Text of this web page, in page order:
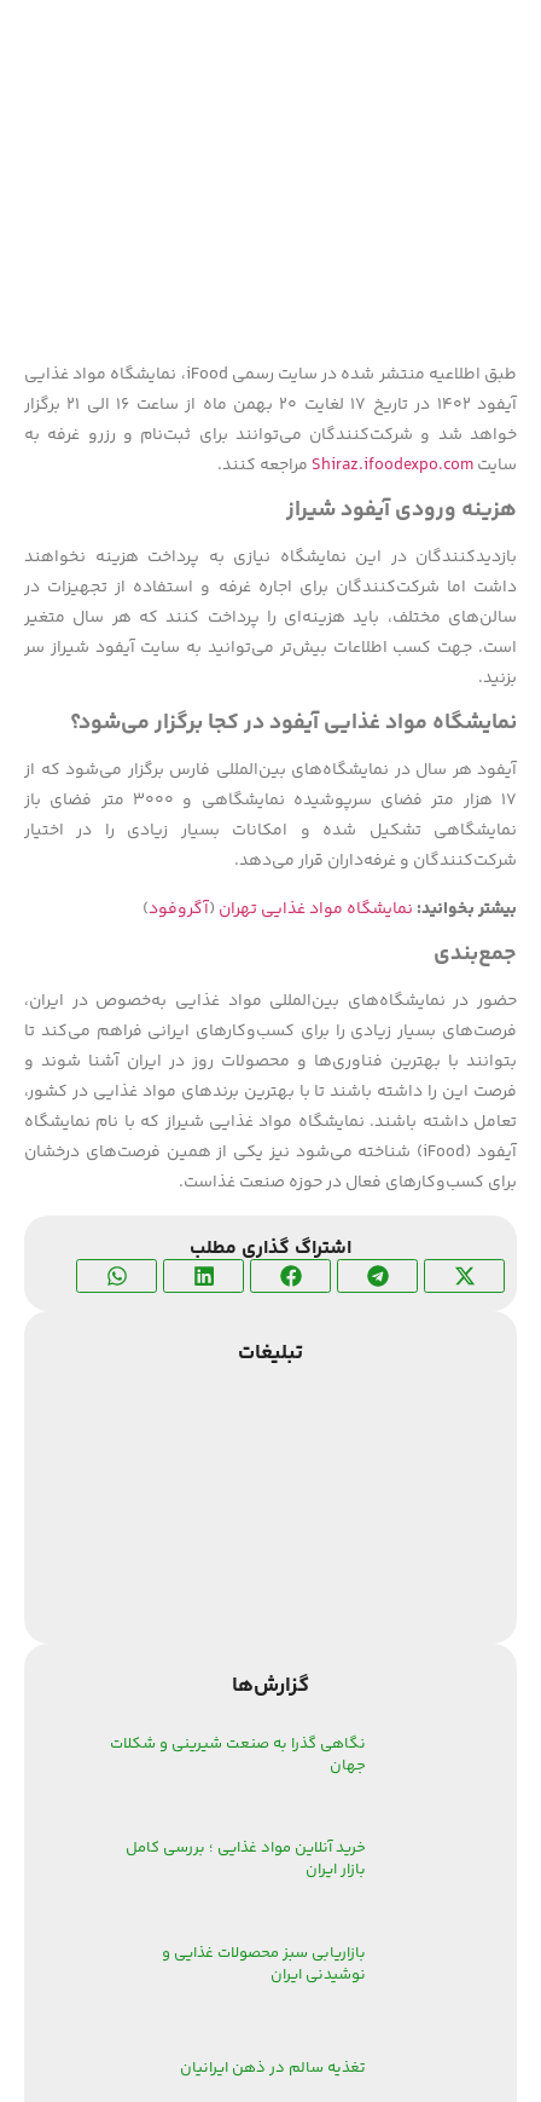
طبق اطلاعیه منتشر شده در سایت رسمی iFood، نمایشگاه مواد غذایی
آیفود ۱۴۰۲ در تاریخ ۱۷ لغایت ۲۰ بهمن ماه از ساعت ۱۶ الی ۲۱ برگزار
خواهد شد و شرکت‌کنندگان می‌توانند برای ثبت‌نام و رزرو غرفه به
سایتShiraz.ifoodexpo.comمراجعه کنند.
هزینه ورودی آیفود شیراز
بازدیدکنندگان در این نمایشگاه نیازی به پرداخت هزینه نخواهند
داشت اما شرکت‌کنندگان برای اجاره غرفه و استفاده از تجهیزات در
سالن‌های مختلف، باید هزینه‌ای را پرداخت کنند که هر سال متغیر
است. جهت کسب اطلاعات بیش‌تر می‌توانید به سایت آیفود شیراز سر
بزنید.
نمایشگاه مواد غذایی آیفود در کجا برگزار می‌شود؟
آیفود هر سال در نمایشگاه‌های بین‌المللی فارس برگزار می‌شود که از
۱۷ هزار متر فضای سرپوشیده نمایشگاهی و ۳۰۰۰ متر فضای باز
نمایشگاهی تشکیل شده و امکانات بسیار زیادی را در اختیار
شرکت‌کنندگان و غرفه‌داران قرار می‌دهد.
بیشتر بخوانید: نمایشگاه مواد غذایی تهران (آگروفود)
جمع‌بندی
حضور در نمایشگاه‌های بین‌المللی مواد غذایی به‌خصوص در ایران،
فرصت‌های بسیار زیادی را برای کسب‌وکارهای ایرانی فراهم می‌کند تا
بتوانند با بهترین فناوری‌ها و محصولات روز در ایران آشنا شوند و
فرصت این را داشته باشند تا با بهترین برندهای مواد غذایی در کشور،
تعامل داشته باشند. نمایشگاه مواد غذایی شیراز که با نام نمایشگاه
آیفود (iFood) شناخته می‌شود نیز یکی از همین فرصت‌های درخشان
برای کسب‌وکارهای فعال در حوزه صنعت غذاست.
اشتراگ گذاری مطلب
تبلیغات
گزارش‌‌ها
نگاهی گذرا به صنعت شیرینی و شکلات
جهان
خرید آنلاین مواد غذایی ؛ بررسی کامل
بازار ایران
بازاریابی سبز محصولات غذایی و
نوشیدنی ایران
تغذیه سالم در ذهن ایرانیان